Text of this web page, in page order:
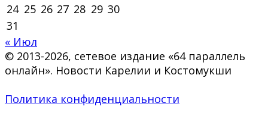
24 25 26 27 28 29 30
31
« Июл
© 2013-2026, сетевое издание «64 параллель
онлайн». Новости Карелии и Костомукши
Политика конфиденциальности